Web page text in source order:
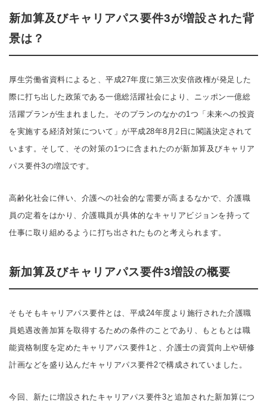
新加算及びキャリアパス要件3が増設された背
景は？
厚生労働省資料によると、平成27年度に第三次安倍政権が発足した
際に打ち出した政策である一億総活躍社会により、ニッポン一億総
活躍プランが生まれました。そのプランのなかの1つ「未来への投資
を実施する経済対策について」が平成28年8月2日に閣議決定されて
います。そして、その対策の1つに含まれたのが新加算及びキャリア
パス要件3の増設です。
高齢化社会に伴い、介護への社会的な需要が高まるなかで、介護職
員の定着をはかり、介護職員が具体的なキャリアビジョンを持って
仕事に取り組めるように打ち出されたものと考えられます。
新加算及びキャリアパス要件3増設の概要
そもそもキャリアパス要件とは、平成24年度より施行された介護職
員処遇改善加算を取得するための条件のことであり、もともとは職
能資格制度を定めたキャリアパス要件1と、介護士の資質向上や研修
計画などを盛り込んだキャリアパス要件2で構成されていました。
今回、新たに増設されたキャリアパス要件3と追加された新加算につ